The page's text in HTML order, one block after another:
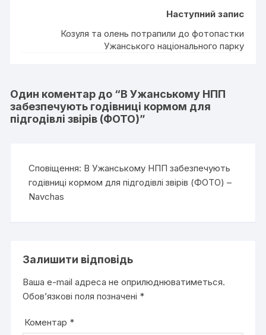
Наступний запис
Козуля та олень потрапили до фотопастки
Ужанського національного парку
Один коментар до “В Ужанському НПП
забезпечують годівниці кормом для
підгодівлі звірів (ФОТО)”
Сповіщення: В Ужанському НПП забезпечують
годівниці кормом для підгодівлі звірів (ФОТО) –
Navchas
Залишити відповідь
Ваша e-mail адреса не оприлюднюватиметься.
Обов’язкові поля позначені *
Коментар *